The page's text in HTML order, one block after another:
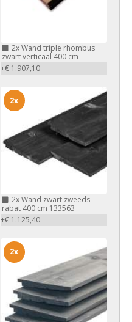
2xWand triple rhombus
zwart verticaal 400 cm
+€ 1.907,10
2xWand zwart zweeds
rabat 400 cm 133563
+€ 1.125,40
2x
2x